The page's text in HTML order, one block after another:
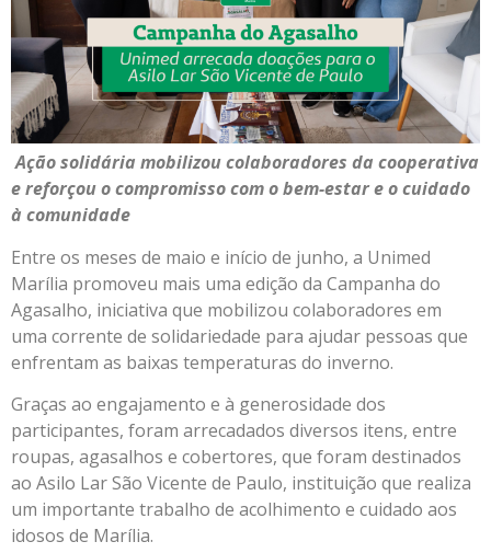
Ação solidária mobilizou colaboradores da cooperativa
e reforçou o compromisso com o bem-estar e o cuidado
à comunidade
Entre os meses de maio e início de junho, a Unimed
Marília promoveu mais uma edição da Campanha do
Agasalho, iniciativa que mobilizou colaboradores em
uma corrente de solidariedade para ajudar pessoas que
enfrentam as baixas temperaturas do inverno.
Graças ao engajamento e à generosidade dos
participantes, foram arrecadados diversos itens, entre
roupas, agasalhos e cobertores, que foram destinados
ao Asilo Lar São Vicente de Paulo, instituição que realiza
um importante trabalho de acolhimento e cuidado aos
idosos de Marília.